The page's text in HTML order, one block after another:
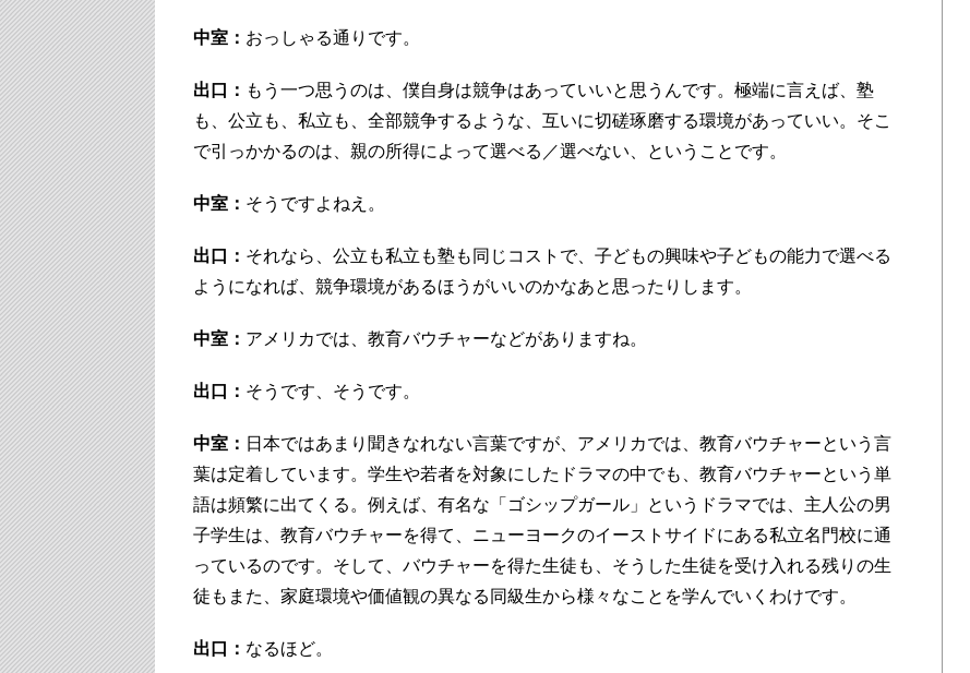
中室： おっしゃる通りです。
出口： もう一つ思うのは、僕自身は競争はあっていいと思うんです。極端に言えば、塾
も、公立も、私立も、全部競争するような、互いに切磋琢磨する環境があっていい。そこ
で引っかかるのは、親の所得によって選べる／選べない、ということです。
中室： そうですよねえ。
出口： それなら、公立も私立も塾も同じコストで、子どもの興味や子どもの能力で選べる
ようになれば、競争環境があるほうがいいのかなあと思ったりします。
中室： アメリカでは、教育バウチャーなどがありますね。
出口： そうです、そうです。
中室： 日本ではあまり聞きなれない言葉ですが、アメリカでは、教育バウチャーという言
葉は定着しています。学生や若者を対象にしたドラマの中でも、教育バウチャーという単
語は頻繁に出てくる。例えば、有名な「ゴシップガール」というドラマでは、主人公の男
子学生は、教育バウチャーを得て、ニューヨークのイーストサイドにある私立名門校に通
っているのです。そして、バウチャーを得た生徒も、そうした生徒を受け入れる残りの生
徒もまた、家庭環境や価値観の異なる同級生から様々なことを学んでいくわけです。
出口： なるほど。